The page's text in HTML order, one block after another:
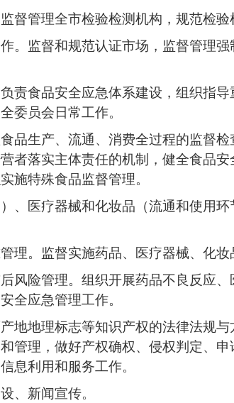
督管理全市检验检测机构，规范检验
。监督和规范认证市场，监督管理
责食品安全应急体系建设，组织指
委员会日常工作。
品生产、流通、消费全过程的监督
者落实主体责任的机制，健全食品
施特殊食品监督管理。
、医疗器械和化妆品（流通和使用
理。监督实施药品、医疗器械、化妆
风险管理。组织开展药品不良反应
全应急管理工作。
地地理标志等知识产权的法律法规
管理，做好产权确权、侵权判定、
息利用和服务工作。
、新闻宣传。